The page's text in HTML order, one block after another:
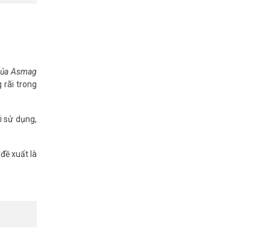
Asmag
rãi trong
sử dụng,
xuất là